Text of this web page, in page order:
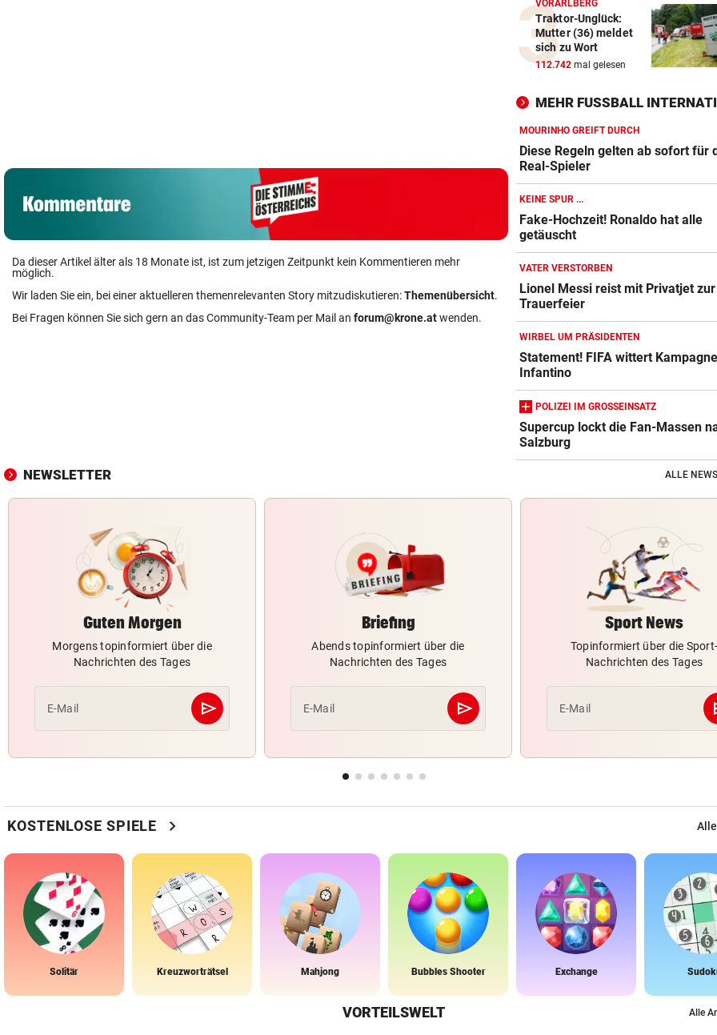
Da dieser Artikel älter als 18 Monate ist, ist zum jetzigen Zeitpunkt kein Kommentieren mehr
möglich.
Wir laden Sie ein, bei einer aktuelleren themenrelevanten Story mitzudiskutieren:Themenübersicht.
Bei Fragen können Sie sich gern an das Community-Team per Mail an forum@krone.atwenden.
VORARLBERG
Traktor-Unglück:
Mutter (36) meldet
sich zu Wort
112.742 mal gelesen
MEHR FUSSBALL
MOURINHO GREIFT DURCH
Diese Regeln gelten ab sofort für
Real-Spieler
KEINE SPUR ...
Fake-Hochzeit! Ronaldo hat alle
getäuscht
VATER VERSTORBEN
Lionel Messi reist mit Privatjet zur
Trauerfeier
WIRBEL UM PRÄSIDENTEN
Statement! FIFA wittert
Infantino
POLIZEI IM GROSSEINSATZ
Supercup lockt die Fan-Massen
Salzburg
NEWSLETTER ALLE
Guten Morgen
Morgens topinformiert über die
Nachrichten des Tages
E-Mail send
Abschicken
Briefing
Abends topinformiert über die
Nachrichten des Tages
E-Mail send
Abschicken
Sport News
Topinformiert über die
Nachrichten des Tages
E-Mail
KOSTENLOSE SPIELE chevron_right
Solitär Kreuzworträtsel Mahjong Bubbles Shooter Exchange
VORTEILSWELT Alle